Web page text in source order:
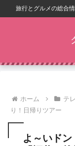
旅行とグルメの総合
ホーム テ
り！日帰りツアー
よ～いド